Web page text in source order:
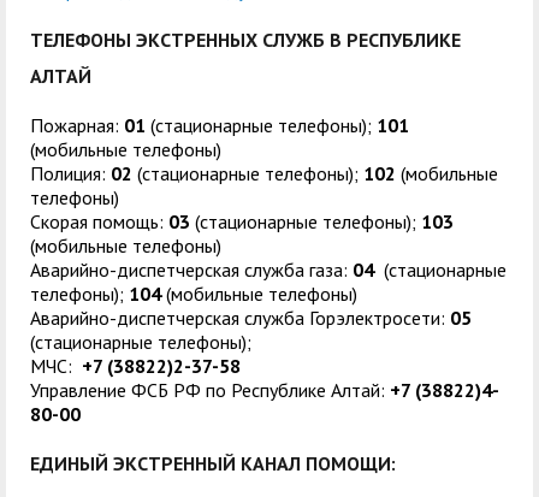
ТЕЛЕФОНЫ ЭКСТРЕННЫХ СЛУЖБ В РЕСПУБЛИКЕ
АЛТАЙ
Пожарная: 01 (стационарные телефоны); 101
(мобильные телефоны)
Полиция: 02 (стационарные телефоны); 102 (мобильные
телефоны)
Скорая помощь: 03 (стационарные телефоны); 103
(мобильные телефоны)
Аварийно-диспетчерская служба газа: 04 (стационарные
телефоны); 104(мобильные телефоны)
Аварийно-диспетчерская служба Горэлектросети: 05
(стационарные телефоны);
МЧС: +7 (38822)2-37-58
Управление ФСБ РФ по Республике Алтай: +7 (38822)4-
80-00
ЕДИНЫЙ ЭКСТРЕННЫЙ КАНАЛ ПОМОЩИ: